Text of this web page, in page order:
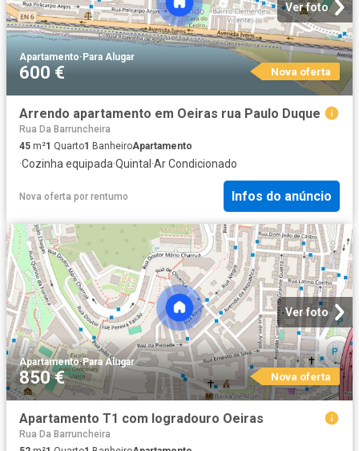
Ver foto
Apartamento· Para Alugar
600 € Nova oferta
Arrendo apartamento em Oeiras rua Paulo Duque
Rua Da Barruncheira
45 m²1 Quarto1 BanheiroApartamento
·Cozinha equipada·Quintal ·Ar Condicionado
Nova oferta por rentumo Infos do anúncio
Ver foto
Apartamento·Para Alugar
850 € Nova oferta
Apartamento T1 com logradouro Oeiras
Rua Da Barruncheira